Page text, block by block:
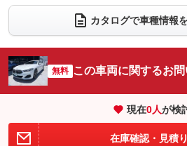
電動リアゲート
：装備なし
サイドカメラ
：装備なし
：装備なし
カタログで車種情報
無料 この車両に関するお
現在0人が検
在庫確認・見積